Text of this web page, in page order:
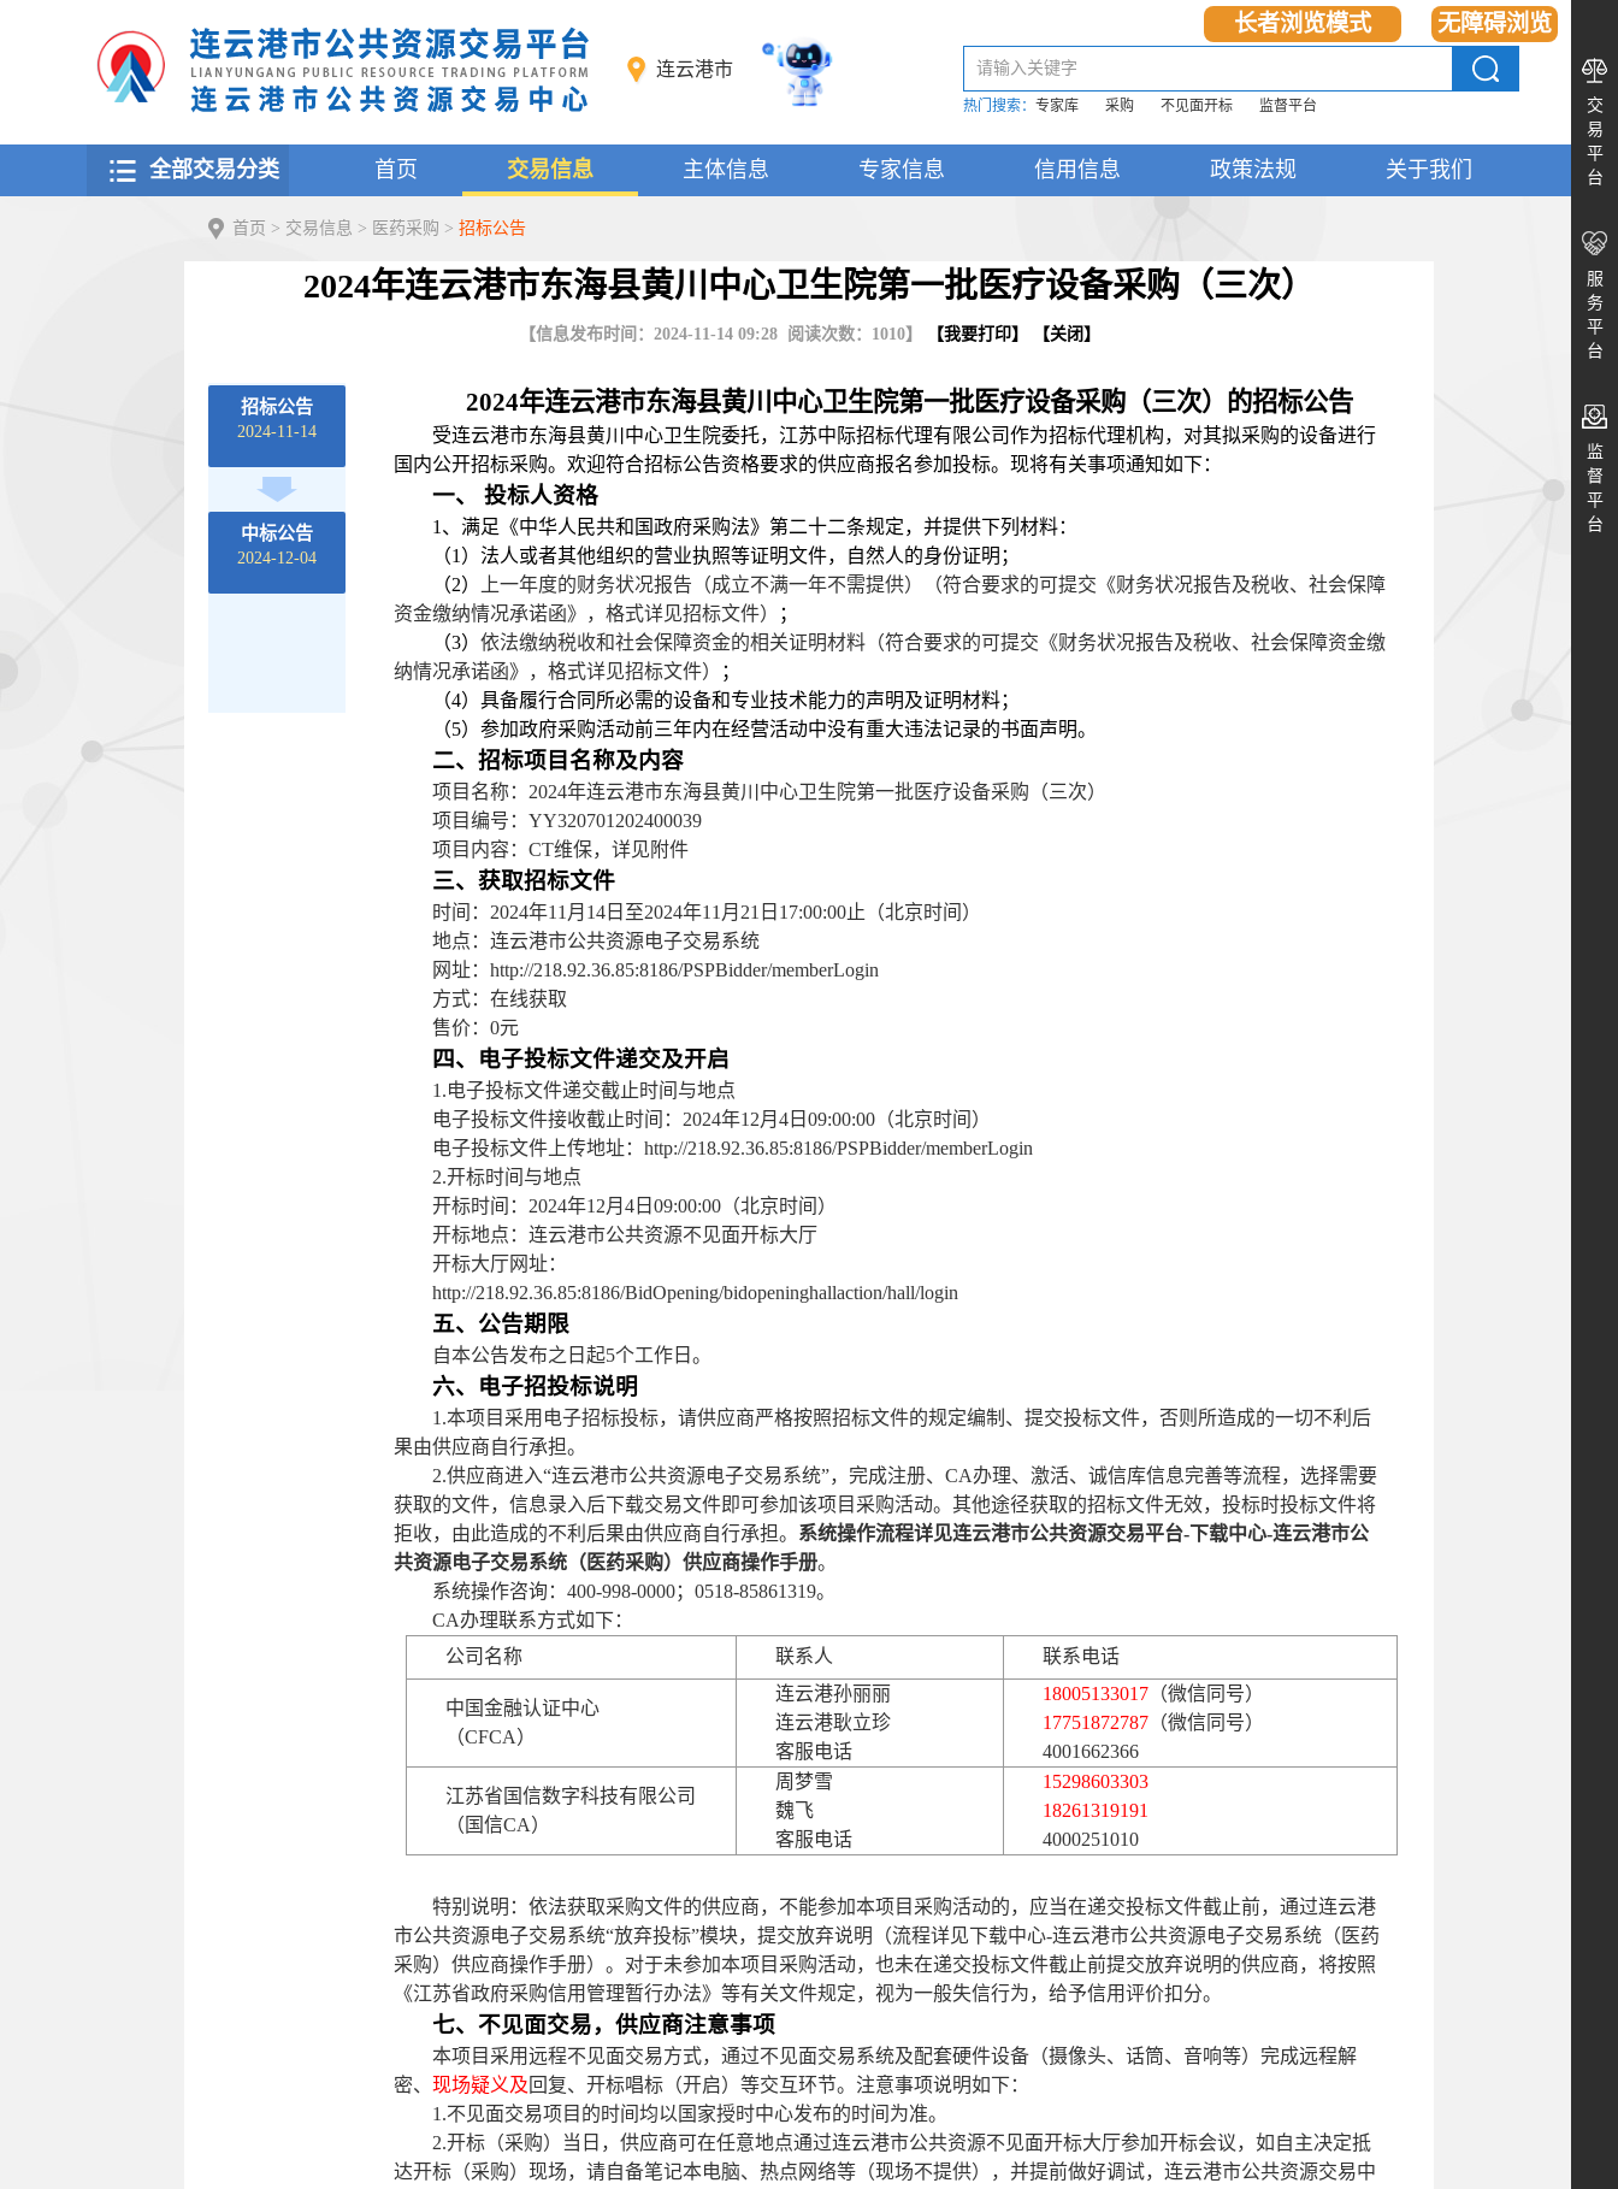
无障碍浏览
长者浏览模式
连云港市 请输入关键字
热门搜索： 专家库 采购 不见面开标 监督平台
全部交易分类 首页 交易信息 主体信息 专家信息 信用信息 政策法规 关于我们
交
易
平
台
服
务
平
台
监
督
平
台
首页 > 交易信息 > 医药采购 > 招标公告
2024年连云港市东海县黄川中心卫生院第一批医疗设备采购（三次）
【信息发布时间：2024-11-14 09:28 阅读次数： 1010】 【我要打印】 【关闭 】
招标公告
2024-11-14
中标公告
2024-12-04
2024年连云港市东海县黄川中心卫生院第一批医疗设备采购（三次） 的招标公告
受连云港市东海县黄川中心卫生院委托，江苏中际招标代理有限公司作为招标代理机构，对其拟采购的设备进行
国内公开招标采购。欢迎符合招标公告资格要求的供应商报名参加投标。现将有关事项通知如下：
一、 投标人资格
1、满足《中华人民共和国政府采购法》第二十二条规定，并提供下列材料：
（1）法人或者其他组织的营业执照等证明文件，自然人的身份证明；
（2） 上一年度的财务状况报告（成立不满一年不需提供） （符合要求的可提交《财务状况报告及税收、社会保障
资金缴纳情况承诺函》 ， 格式详见招标文件）
；
（3） 依法缴纳税收和社会保障资金的相关证明材料（符合要求的可提交《财务状况报告及税收、社会保障资金缴
纳情况承诺函》 ， 格式详见招标文件）
；
（4）具备履行合同所必需的设备和专业技术能力的声明及证明材料；
（5）参加政府采购活动前三年内在经营活动中没有重大违法记录的书面声明。
二、招标项目名称及内容
项目名称： 2024年连云港市东海县黄川中心卫生院第一批医疗设备采购（三次）
项目编号： YY320701202400039
项目内容： CT维保，详见附件
三、获取招标文件
时间： 2024年11 月 14 日至2024年11 月 21 日 17:00:00止（北京时间）
地点：连云港市公共资源电子交易系统
网址： http://218.92.36.85:8186/PSPBidder/memberLogin
方式：在线获取
售价： 0元
四、电子投标文件递交及开启
1.电子投标文件递交截止时间与地点
电子投标文件接收截止时间： 2024年12月 4 日 09:00:00（北京时间）
电子投标文件上传地址： http://218.92.36.85:8186/PSPBidder/memberLogin
2.开标时间与地点
开标时间： 2024年12月 4 日 09:00:00（北京时间）
开标地点：连云港市公共资源不见面开标大厅
开标大厅网址：
http://218.92.36.85:8186/BidOpening/bidopeninghallaction/hall/login
五、公告期限
自本公告发布之日起5个工作日。
六、电子招投标说明
1.本项目采用电子招标投标，请供应商严格按照招标文件的规定编制、提交投标文件，否则所造成的一切不利后
果由供应商自行承担。
2.供应商进入“连云港市公共资源电子交易系统”，完成注册、CA办理、激活、诚信库信息完善等流程，选择需要
获取的文件，信息录入后下载交易文件即可参加该项目采购活动。其他途径获取的招标文件无效，投标时投标文件将
拒收，由此造成的不利后果由供应商自行承担。 系统操作流程详见连云港市公共资源交易平台-下载中心-连云港市公
共资源电子交易系统（医药采购）供应商操作手册。
系统操作咨询： 400-998-0000；0518-85861319。
CA办理联系方式如下：
公司名称
联系人 联系电话
中国金融认证中心
（CFCA）
连云港孙丽丽
连云港耿立珍
客服电话
18005133017 （微信同号）
17751872787 （微信同号）
4001662366
江苏省国信数字科技有限公司
（国信CA）
周梦雪
魏飞
客服电话
15298603303
18261319191
4000251010
特别说明：依法获取采购文件的供应商，不能参加本项目采购活动的，应当在递交投标文件截止前，通过连云港
市公共资源电子交易系统“放弃投标”模块，提交放弃说明（流程详见下载中心-连云港市公共资源电子交易系统（医药
采购）供应商操作手册）。对于未参加本项目采购活动，也未在递交投标文件截止前提交放弃说明的供应商，将按照
《江苏省政府采购信用管理暂行办法》等有关文件规定，视为一般失信行为，给予信用评价扣分。
七、不见面交易，供应商注意事项
本项目采用远程不见面交易方式，通过不见面交易系统及配套硬件设备（摄像头、话筒、音响等）完成远程解
密、 现场疑义及 回复、开标唱标（开启）等交互环节。注意事项说明如下：
1.不见面交易项目的时间均以国家授时中心发布的时间为准。
2.开标（采购）当日，供应商可在任意地点通过连云港市公共资源不见面开标大厅参加开标会议，如自主决定抵
达开标（采购）现场，请自备笔记本电脑、热点网络等（现场不提供），并提前做好调试，连云港市公共资源交易中